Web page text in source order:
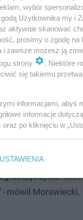
człowieka i
ciężka" -
najgłębsze
samego końca,
żalu w
będzie można
życiu
-mówił Morawiecki.
wybór
Użytkownika my i
aktywnie skanować
prosimy o zgodę na
i zawsze możesz ją
strony
. Niektóre
się takiemu
informacjami, abyś
informacje
oraz po kliknięciu w
USTAWIENIA